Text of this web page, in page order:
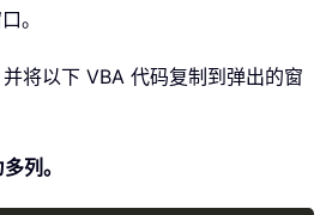
。
并将以下 VBA 代码复制到弹出的窗
列。